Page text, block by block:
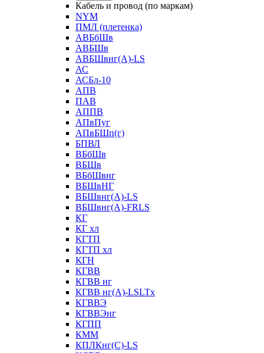
Кабель и провод (по маркам)
NYM
ПМЛ (плетенка)
АВБбШв
АВБШв
АВБШвнг(А)-LS
АС
АСБл-10
АПВ
ПАВ
АППВ
АПвПуг
АПвБШп(г)
БПВЛ
ВБбШв
ВБШв
ВБбШвнг
ВБШвНГ
ВБШвнг(А)-LS
ВБШвнг(А)-FRLS
КГ
КГ хл
КГТП
КГТП хл
КГН
КГВВ
КГВВ нг
КГВВ нг(А)-LSLTx
КГВВЭ
КГВВЭнг
КГПП
КММ
КПЛКнг(C)-LS